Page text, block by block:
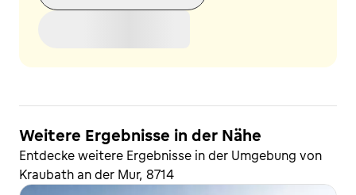
Weitere Ergebnisse in der Nähe
Entdecke weitere Ergebnisse in der Umgebung von
Kraubath an der Mur, 8714